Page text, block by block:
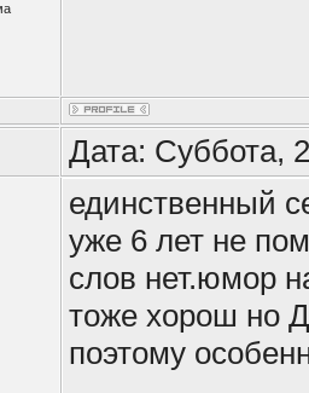
Дата: Суббота,
единственный
уже 6 лет не
слов нет.юмор
тоже хорош но
поэтому